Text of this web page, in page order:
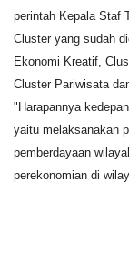
perintah Kepala Staf
Cluster yang sudah
Ekonomi Kreatif,
Cluster Pariwisata
"Harapannya
yaitu melaksanakan
pemberdayaan
perekonomian di